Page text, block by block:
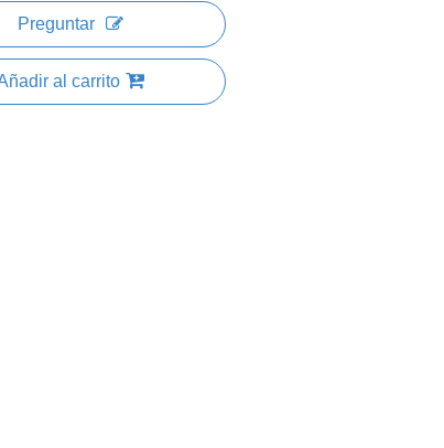
Preguntar
al carrito